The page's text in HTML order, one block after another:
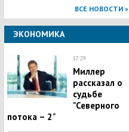
ВСЕ НОВОСТИ »
ЭКОНОМИКА
17:29
Миллер
рассказал о
судьбе
"Северного
потока – 2"